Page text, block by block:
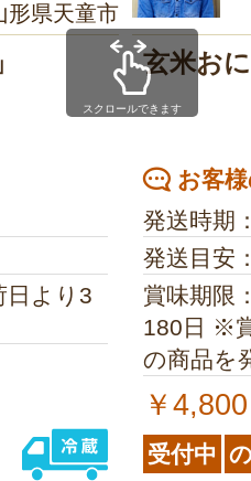
形県天童市
日より3
玄米お
お客
発送時期
発送目安
賞味期限
180日 ※賞味期限が150日以上
の商品を
￥4,800
受付中
スクロールできます